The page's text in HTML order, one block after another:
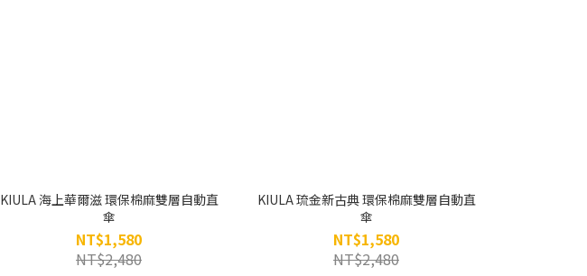
KIULA 海上華爾滋 環保棉麻雙層自動直
傘
NT$1,580
NT$2,480
KIULA 琉金新古典 環保棉麻雙層自動直
傘
NT$1,580
NT$2,480